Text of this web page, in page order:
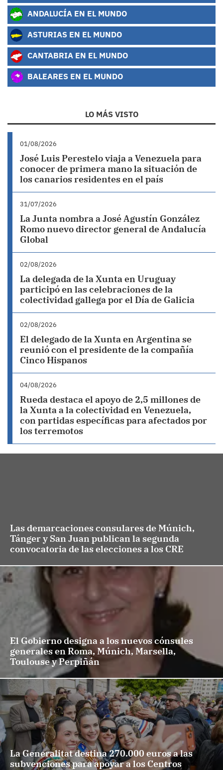
ANDALUCÍA EN EL MUNDO
ASTURIAS EN EL MUNDO
CANTABRIA EN EL MUNDO
BALEARES EN EL MUNDO
LO MÁS VISTO
01/08/2026
José Luis Perestelo viaja a Venezuela para
conocer de primera mano la situación de
los canarios residentes en el país
31/07/2026
La Junta nombra a José Agustín González
Romo nuevo director general de Andalucía
Global
02/08/2026
La delegada de la Xunta en Uruguay
participó en las celebraciones de la
colectividad gallega por el Día de Galicia
02/08/2026
El delegado de la Xunta en Argentina se
reunió con el presidente de la compañía
Cinco Hispanos
04/08/2026
Rueda destaca el apoyo de 2,5 millones de
la Xunta a la colectividad en Venezuela,
con partidas específicas para afectados por
los terremotos
Las demarcaciones consulares de Múnich,
Tánger y San Juan publican la segunda
convocatoria de las elecciones a los CRE
El Gobierno designa a los nuevos cónsules
generales en Roma, Múnich, Marsella,
Toulouse y Perpiñán
La Generalitat destina 270.000 euros a las
subvenciones para apoyar a los Centros